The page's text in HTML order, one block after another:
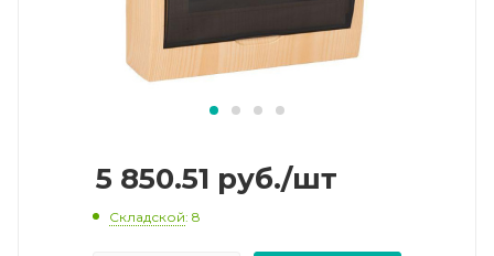
5 850.51 руб./шт
Складской: 8